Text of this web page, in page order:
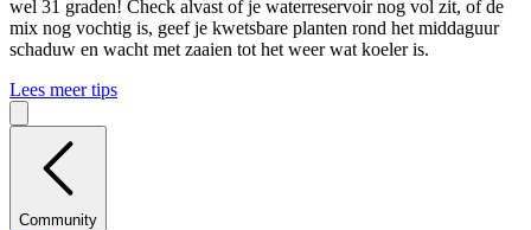
wel 31 graden! Check alvast of je waterreservoir nog vol zit, of de
mix nog vochtig is, geef je kwetsbare planten rond het middaguur
schaduw en wacht met zaaien tot het weer wat koeler is.
Lees meer tips
Community